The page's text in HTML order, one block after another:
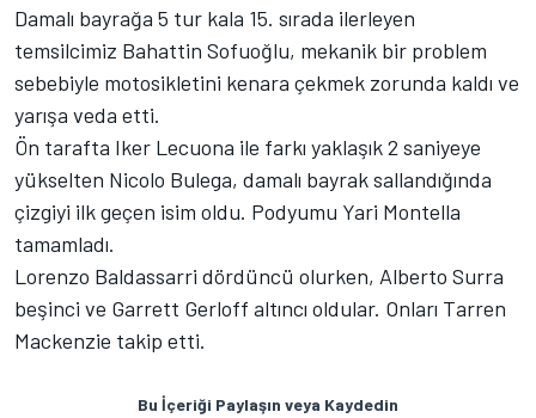
Damalı bayrağa 5 tur kala 15. sırada ilerleyen
temsilcimiz Bahattin Sofuoğlu, mekanik bir problem
sebebiyle motosikletini kenara çekmek zorunda kaldı ve
yarışa veda etti.
Ön tarafta Iker Lecuona ile farkı yaklaşık 2 saniyeye
yükselten Nicolo Bulega, damalı bayrak sallandığında
çizgiyi ilk geçen isim oldu. Podyumu Yari Montella
tamamladı.
Lorenzo Baldassarri dördüncü olurken, Alberto Surra
beşinci ve Garrett Gerloff altıncı oldular. Onları Tarren
Mackenzie takip etti.
Bu İçeriği Paylaşın veya Kaydedin